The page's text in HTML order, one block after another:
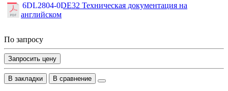
6DL2804-0DE32 Техническая документация на
английском
По запросу
Запросить цену
В закладки В сравнение